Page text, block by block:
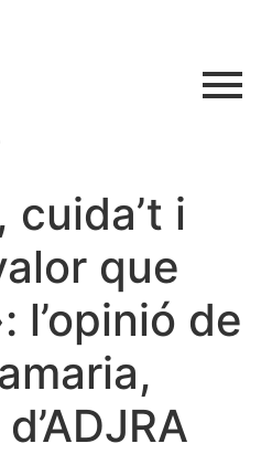
cuida’t i
que
l’opinió de